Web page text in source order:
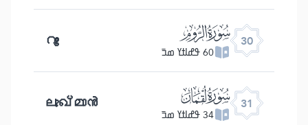
30 ﮪ
60 ߟߝߊߙߌ ߘߏ߫ റൂം
31 ﮫ
34 ߟߝߊߙߌ ߘߏ߫ ലുഖ്മാൻ